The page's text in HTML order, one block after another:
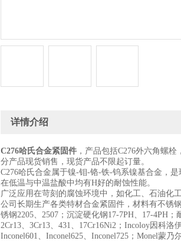
详情介绍
C276哈氏合金紧固件 ，产品包括C276外六角螺
分产品现货销售，现货产品不限起订量。
C276哈氏合金属于镍-钼-铬-铁-钨系镍基合金，
在低温与中温盐酸中均有H好的耐蚀性能。
广泛应用在苛刻的腐蚀环境中，如化工、石油化
公司长期生产各类特材合金紧固件，材料有不锈
锈钢2205、2507；沉淀硬化钢17-7PH、17-4PH；
2Cr13、3Cr13、431、17Cr16Ni2；Incoloy因科洛
Inconel601、Inconel625、Inconel725；Monel蒙乃